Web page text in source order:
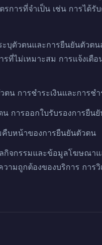
การที่จำเป็น เช่น การได้รั
ะบุตัวตนและการยืนยันตัวต
ที่ไม่เหมาะสม การแจ้งเตือ
ตน การชำระเงินและการช
การออกใบรับรองการยืน
คืบหน้าของการยืนยันตัวตน
กิจกรรมและข้อมูลโฆษณา
ามถูกต้องของบริการ การวิ